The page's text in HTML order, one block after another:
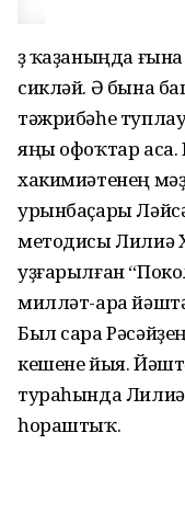
Үҙ ҡаҙаныңда
сикләй. Ә бына
тәжрибәһе
яңы офоҡтар аса.
хакимиәтенең
урынбаҫары
методисы Лилиә
уҙғарылған
милләт-ара
Был сара
кешене йыя.
тураһында Лилиә
һораштыҡ.